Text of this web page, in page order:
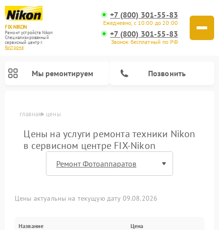
FIX-NIKON
Ремонт устройств Nikon
Специализированный
cервисный центр г.
Кострома
+7 (800) 301-55-83
Ежедневно, с 10:00 до 20:00
+7 (800) 301-55-83
Звонок бесплатный по РФ
Мы ремонтируем Позвонить
главная цены
Цены на услуги ремонта техники Nikon
в сервисном центре FIX-Nikon
Цены актуальны на текущую дату 09.08.2026
Название Цена